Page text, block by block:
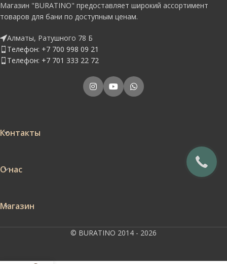
Магазин "BURATINO" предоставляет широкий ассортимент
товаров для бани по доступным ценам.
Алматы, Ратушного 78 Б
Телефон: +7 700 998 09 21
Телефон: +7 701 333 22 72
Контакты
О нас
Магазин
© BURATINO 2014 - 2026